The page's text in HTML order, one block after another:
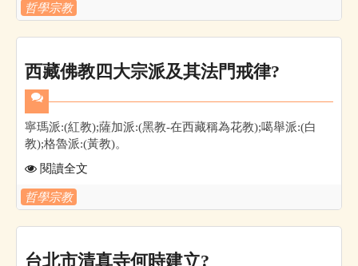
哲學宗教
西藏佛教四大宗派及其法門戒律?
寧瑪派:(紅教);薩加派:(黑教-在西藏稱為花教);噶舉派:(白
教);格魯派:(黃教)。
閱讀全文
哲學宗教
台北市清真寺何時建立?